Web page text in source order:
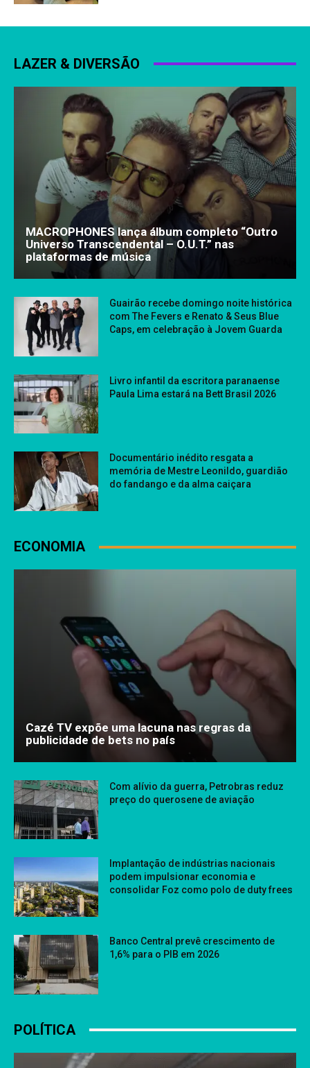
LAZER & DIVERSÃO
MACROPHONES lança álbum completo “Outro
Universo Transcendental – O.U.T.” nas
plataformas de música
Guairão recebe domingo noite histórica
com The Fevers e Renato & Seus Blue
Caps, em celebração à Jovem Guarda
Livro infantil da escritora paranaense
Paula Lima estará na Bett Brasil 2026
Documentário inédito resgata a
memória de Mestre Leonildo, guardião
do fandango e da alma caiçara
ECONOMIA
Cazé TV expõe uma lacuna nas regras da
publicidade de bets no país
Com alívio da guerra, Petrobras reduz
preço do querosene de aviação
Implantação de indústrias nacionais
podem impulsionar economia e
consolidar Foz como polo de duty frees
Banco Central prevê crescimento de
1,6% para o PIB em 2026
POLÍTICA